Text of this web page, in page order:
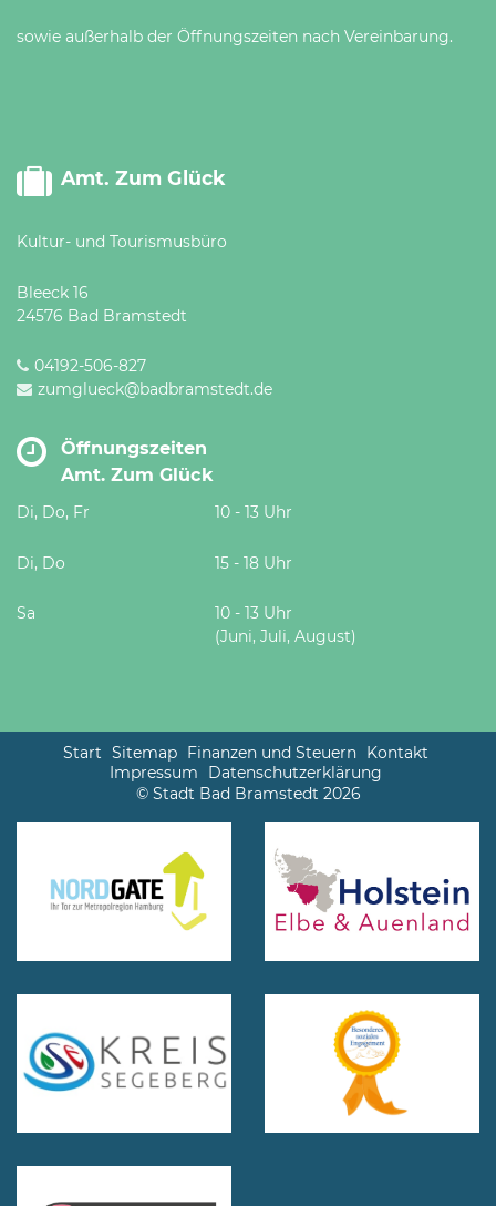
sowie außerhalb der Öffnungszeiten nach Vereinbarung.
Amt. Zum Glück
Kultur- und Tourismusbüro
Bleeck 16
24576 Bad Bramstedt
04192-506-827
zumglueck@badbramstedt.de
Öffnungszeiten
Amt. Zum Glück
Di, Do, Fr 10 - 13 Uhr
Di, Do 15 - 18 Uhr
Sa
10 - 13 Uhr
(Juni, Juli, August)
Start Sitemap Finanzen und Steuern Kontakt
Impressum
Datenschutzerklärung
© Stadt Bad Bramstedt 2026